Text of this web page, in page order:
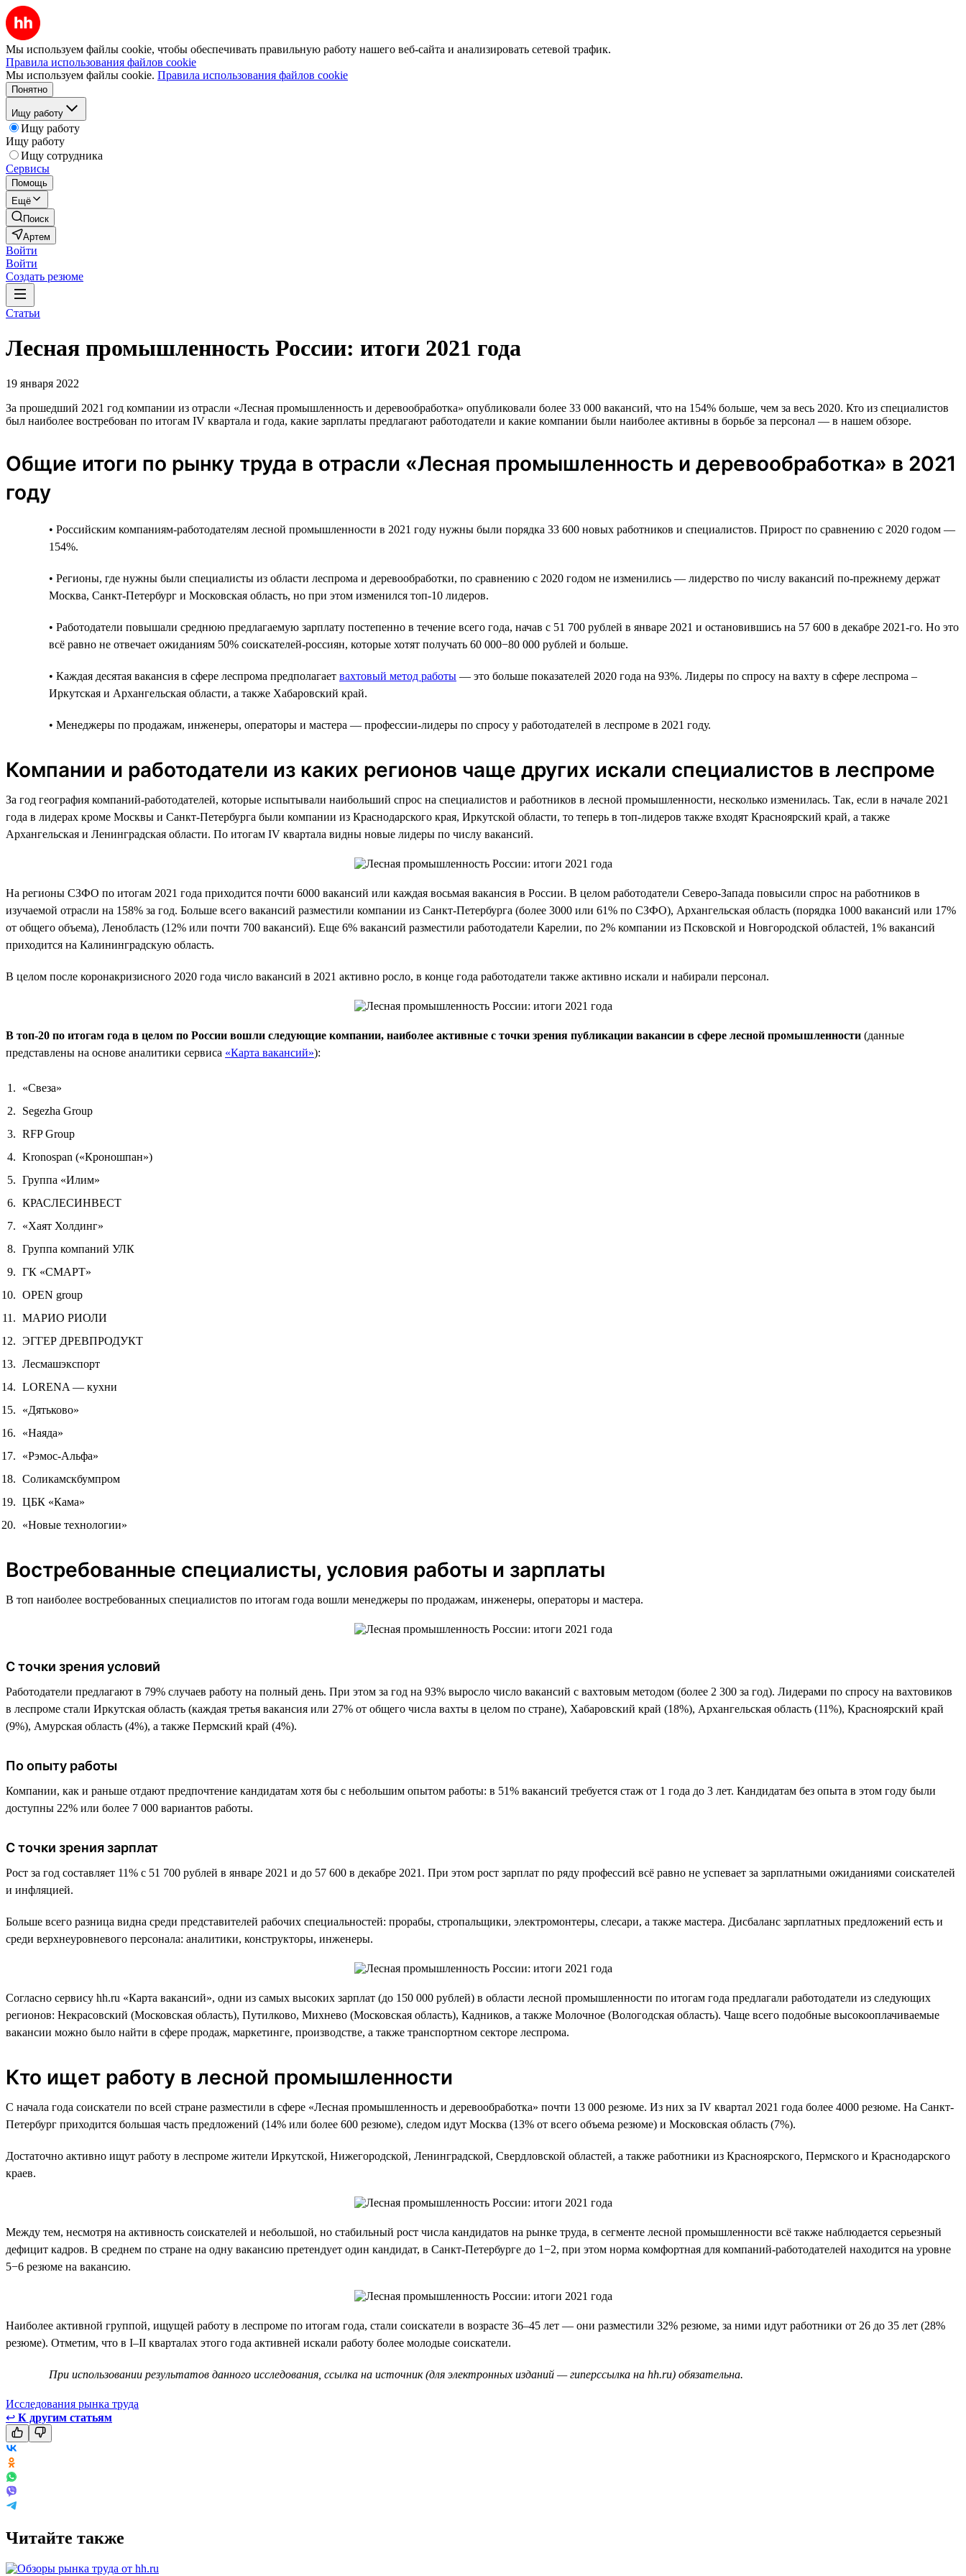
Мы используем файлы cookie, чтобы обеспечивать правильную работу нашего веб-сайта и анализировать сетевой трафик.
Правила использования файлов cookie
Мы используем файлы cookie. Правила использования файлов cookie
Понятно
Ищу работу
Ищу работу
Ищу работу
Ищу сотрудника
Сервисы
Помощь
Ещё
Поиск
Артем
Войти
Войти
Создать резюме
Статьи
Лесная промышленность России: итоги 2021 года
19 января 2022
За прошедший 2021 год компании из отрасли «Лесная промышленность и деревообработка» опубликовали более 33 000 вакансий, что на 154% больше, чем за весь 2020. Кто из специалистов
был наиболее востребован по итогам IV квартала и года, какие зарплаты предлагают работодатели и какие компании были наиболее активны в борьбе за персонал — в нашем обзоре.
Общие итоги по рынку труда в отрасли «Лесная промышленность и деревообработка» в 2021
году
• Российским компаниям-работодателям лесной промышленности в 2021 году нужны были порядка 33 600 новых работников и специалистов. Прирост по сравнению с 2020 годом —
154%.
• Регионы, где нужны были специалисты из области леспрома и деревообработки, по сравнению с 2020 годом не изменились — лидерство по числу вакансий по-прежнему держат
Москва, Санкт-Петербург и Московская область, но при этом изменился топ-10 лидеров.
• Работодатели повышали среднюю предлагаемую зарплату постепенно в течение всего года, начав с 51 700 рублей в январе 2021 и остановившись на 57 600 в декабре 2021-го. Но это
всё равно не отвечает ожиданиям 50% соискателей-россиян, которые хотят получать 60 000−80 000 рублей и больше.
• Каждая десятая вакансия в сфере леспрома предполагает вахтовый метод работы — это больше показателей 2020 года на 93%. Лидеры по спросу на вахту в сфере леспрома –
Иркутская и Архангельская области, а также Хабаровский край.
• Менеджеры по продажам, инженеры, операторы и мастера — профессии-лидеры по спросу у работодателей в леспроме в 2021 году.
Компании и работодатели из каких регионов чаще других искали специалистов в леспроме
За год география компаний-работодателей, которые испытывали наибольший спрос на специалистов и работников в лесной промышленности, несколько изменилась. Так, если в начале 2021
года в лидерах кроме Москвы и Санкт-Петербурга были компании из Краснодарского края, Иркутской области, то теперь в топ-лидеров также входят Красноярский край, а также
Архангельская и Ленинградская области. По итогам IV квартала видны новые лидеры по числу вакансий.
На регионы СЗФО по итогам 2021 года приходится почти 6000 вакансий или каждая восьмая вакансия в России. В целом работодатели Северо-Запада повысили спрос на работников в
изучаемой отрасли на 158% за год. Больше всего вакансий разместили компании из Санкт-Петербурга (более 3000 или 61% по СЗФО), Архангельская область (порядка 1000 вакансий или 17%
от общего объема), Ленобласть (12% или почти 700 вакансий). Еще 6% вакансий разместили работодатели Карелии, по 2% компании из Псковской и Новгородской областей, 1% вакансий
приходится на Калининградскую область.
В целом после коронакризисного 2020 года число вакансий в 2021 активно росло, в конце года работодатели также активно искали и набирали персонал.
В топ-20 по итогам года в целом по России вошли следующие компании, наиболее активные с точки зрения публикации вакансии в сфере лесной промышленности (данные
представлены на основе аналитики сервиса «Карта вакансий»):
«Свеза»
Segezha Group
RFP Group
Kronospan («Кроношпан»)
Группа «Илим»
КРАСЛЕСИНВЕСТ
«Хаят Холдинг»
Группа компаний УЛК
ГК «СМАРТ»
OPEN group
МАРИО РИОЛИ
ЭГГЕР ДРЕВПРОДУКТ
Лесмашэкспорт
LORENA — кухни
«Дятьково»
«Наяда»
«Рэмос-Альфа»
Соликамскбумпром
ЦБК «Кама»
«Новые технологии»
Востребованные специалисты, условия работы и зарплаты
В топ наиболее востребованных специалистов по итогам года вошли менеджеры по продажам, инженеры, операторы и мастера.
С точки зрения условий
Работодатели предлагают в 79% случаев работу на полный день. При этом за год на 93% выросло число вакансий с вахтовым методом (более 2 300 за год). Лидерами по спросу на вахтовиков
в леспроме стали Иркутская область (каждая третья вакансия или 27% от общего числа вахты в целом по стране), Хабаровский край (18%), Архангельская область (11%), Красноярский край
(9%), Амурская область (4%), а также Пермский край (4%).
По опыту работы
Компании, как и раньше отдают предпочтение кандидатам хотя бы с небольшим опытом работы: в 51% вакансий требуется стаж от 1 года до 3 лет. Кандидатам без опыта в этом году были
доступны 22% или более 7 000 вариантов работы.
С точки зрения зарплат
Рост за год составляет 11% с 51 700 рублей в январе 2021 и до 57 600 в декабре 2021. При этом рост зарплат по ряду профессий всё равно не успевает за зарплатными ожиданиями соискателей
и инфляцией.
Больше всего разница видна среди представителей рабочих специальностей: прорабы, стропальщики, электромонтеры, слесари, а также мастера. Дисбаланс зарплатных предложений есть и
среди верхнеуровневого персонала: аналитики, конструкторы, инженеры.
Согласно сервису hh.ru «Карта вакансий», одни из самых высоких зарплат (до 150 000 рублей) в области лесной промышленности по итогам года предлагали работодатели из следующих
регионов: Некрасовский (Московская область), Путилково, Михнево (Московская область), Кадников, а также Молочное (Вологодская область). Чаще всего подобные высокооплачиваемые
вакансии можно было найти в сфере продаж, маркетинге, производстве, а также транспортном секторе леспрома.
Кто ищет работу в лесной промышленности
С начала года соискатели по всей стране разместили в сфере «Лесная промышленность и деревообработка» почти 13 000 резюме. Из них за IV квартал 2021 года более 4000 резюме. На Санкт-
Петербург приходится большая часть предложений (14% или более 600 резюме), следом идут Москва (13% от всего объема резюме) и Московская область (7%).
Достаточно активно ищут работу в леспроме жители Иркутской, Нижегородской, Ленинградской, Свердловской областей, а также работники из Красноярского, Пермского и Краснодарского
краев.
Между тем, несмотря на активность соискателей и небольшой, но стабильный рост числа кандидатов на рынке труда, в сегменте лесной промышленности всё также наблюдается серьезный
дефицит кадров. В среднем по стране на одну вакансию претендует один кандидат, в Санкт-Петербурге до 1−2, при этом норма комфортная для компаний-работодателей находится на уровне
5−6 резюме на вакансию.
Наиболее активной группой, ищущей работу в леспроме по итогам года, стали соискатели в возрасте 36–45 лет — они разместили 32% резюме, за ними идут работники от 26 до 35 лет (28%
резюме). Отметим, что в I–II кварталах этого года активней искали работу более молодые соискатели.
При использовании результатов данного исследования, ссылка на источник (для электронных изданий — гиперссылка на hh.ru) обязательна.
Исследования рынка труда
↩ К другим статьям
Читайте также